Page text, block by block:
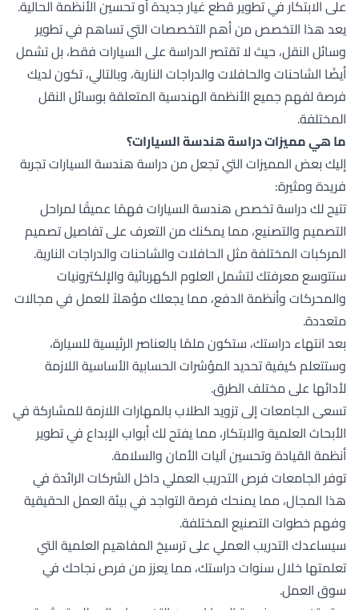
على الابتكار في تطوير قطع غيار جديدة أو تحسين الأنظمة الحالية.
يعد هذا التخصص من أهم التخصصات التي تساهم في تطوير
وسائل النقل، حيث لا تقتصر الدراسة على السيارات فقط، بل تشمل
أيضًا الشاحنات والحافلات والدراجات النارية، وبالتالي، تكون لديك
فرصة لفهم جميع الأنظمة الهندسية المتعلقة بوسائل النقل
المختلفة.
ما هي مميزات دراسة هندسة السيارات؟
إليك بعض المميزات التي تجعل من دراسة هندسة السيارات تجربة
فريدة ومثيرة:
تتيح لك دراسة تخصص هندسة السيارات فهمًا عميقًا لمراحل
التصميم والتصنيع، مما يمكنك من التعرف على تفاصيل تصميم
المركبات المختلفة مثل الحافلات والشاحنات والدراجات النارية.
ستتوسع معرفتك لتشمل العلوم الكهربائية والإلكترونيات
والمحركات وأنظمة الدفع، مما يجعلك مؤهلاً للعمل في مجالات
متعددة.
بعد انتهاء دراستك، ستكون ملمًا بالعناصر الرئيسية للسيارة،
وستتعلم كيفية تحديد المؤشرات الحسابية الأساسية اللازمة
لأدائها على مختلف الطرق.
تسعى الجامعات إلى تزويد الطلاب بالمهارات اللازمة للمشاركة في
الأبحاث العلمية والابتكار، مما يفتح لك أبواب الإبداع في تطوير
أنظمة القيادة وتحسين آليات الأمان والسلامة.
توفر الجامعات فرص التدريب العملي داخل الشركات الرائدة في
هذا المجال، مما يمنحك فرصة التواجد في بيئة العمل الحقيقية
وفهم خطوات التصنيع المختلفة.
سيساعدك التدريب العملي على ترسيخ المفاهيم العلمية التي
تعلمتها خلال سنوات دراستك، مما يعزز من فرص نجاحك في
سوق العمل.